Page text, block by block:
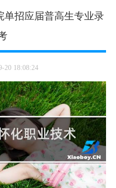
招应届普高生专业录
20 18:08:24